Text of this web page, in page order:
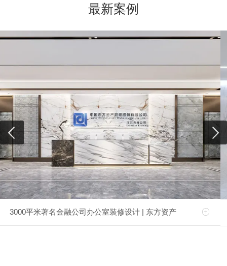
最新案例
3000平米著名金融公司办公室装修设计 | 东方资产